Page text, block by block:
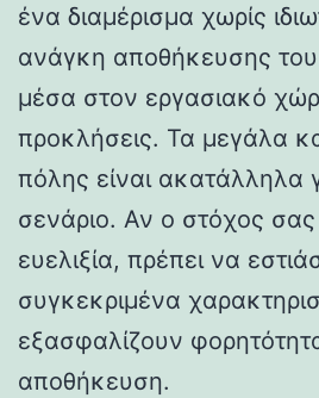
ένα διαμέρισμα χωρίς
ανάγκη αποθήκευσης
μέσα στον εργασιακό
προκλήσεις. Τα μεγάλα
πόλης είναι ακατάλληλα
σενάριο. Αν ο στόχος σας
ευελιξία, πρέπει να
συγκεκριμένα
εξασφαλίζουν
αποθήκευση.